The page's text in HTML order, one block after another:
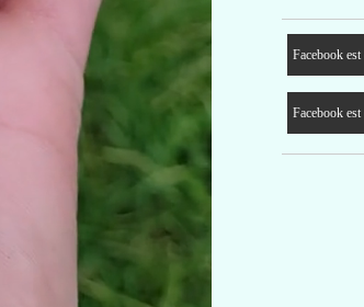
Facebook est
Facebook est